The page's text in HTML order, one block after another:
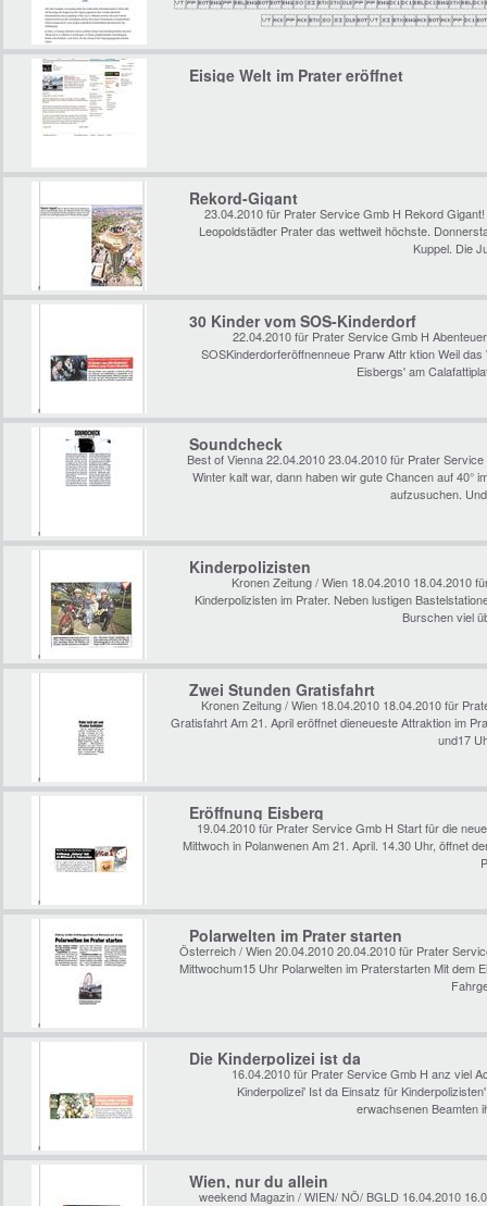
  
Eisige Welt im Prater eröffnet
Rekord-Gigant
23.04.2010 für Prater Service Gmb H Rekord
Leopoldstädter Prater das wettweit höchste.
Kuppel. Die
30 Kinder vom SOS-Kinderdorf
22.04.2010 für Prater Service Gmb H
SOSKinderdorferöffnenneue Prarw Attr ktion Weil
Eisbergs' am
Soundcheck
Best of Vienna 22.04.2010 23.04.2010 für Prater
Winter kalt war, dann haben wir gute Chancen auf 40°
aufzusuchen.
Kinderpolizisten
Kronen Zeitung / Wien 18.04.2010 18.04.2010
Kinderpolizisten im Prater. Neben lustigen
Burschen viel
Zwei Stunden Gratisfahrt
Kronen Zeitung / Wien 18.04.2010 18.04.2010 für
Gratisfahrt Am 21. April eröffnet dieneueste Attraktion im
und17
Eröffnung Eisberg
19.04.2010 für Prater Service Gmb H Start für die
Mittwoch in Polanwenen Am 21. April. 14.30 Uhr, öffnet
Polarwelten im Prater starten
Österreich / Wien 20.04.2010 20.04.2010 für Prater
Mittwochum15 Uhr Polarwelten im Praterstarten Mit dem
Die Kinderpolizei ist da
16.04.2010 für Prater Service Gmb H anz viel
Kinderpolizei' Ist da Einsatz für
erwachsenen Beamten
Wien, nur du allein
weekend Magazin / WIEN/ NÖ/ BGLD 16.04.2010